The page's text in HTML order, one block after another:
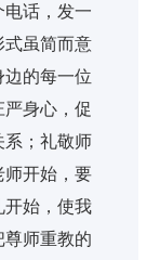
电话，发一
式虽简而意
边的每一位
身心，促
系；礼敬师
师开始，要
开始，使我
师重教的